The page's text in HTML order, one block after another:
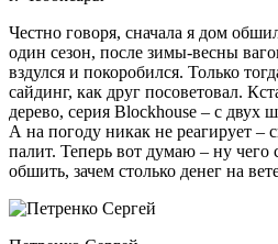
Честно говоря, сначала я дом
один сезон, после зимы-весны
вздулся и покоробился. Только
сайдинг, как друг посоветовал.
дерево, серия Blockhouse – с двух
А на погоду никак не реагирует –
палит. Теперь вот думаю – ну чего
обшить, зачем столько денег на